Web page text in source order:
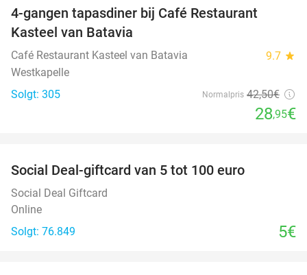
4-gangen tapasdiner bij Café Restaurant
Kasteel van Batavia
Café Restaurant Kasteel van Batavia 9.7 star
Westkapelle
Solgt: 305
Normalpris 42,50€
28,95€
Social Deal-giftcard van 5 tot 100 euro
Social Deal Giftcard
Online
Solgt: 76.849
5€